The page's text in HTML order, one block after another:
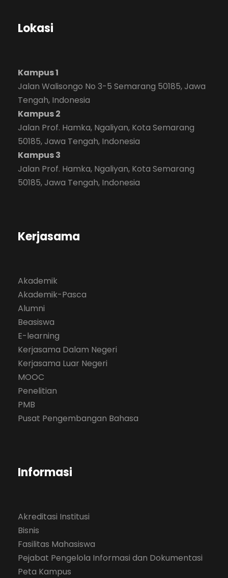
Lokasi
Kampus 1
Jalan Walisongo No 3-5 Semarang 50185, Jawa
Tengah, Indonesia
Kampus 2
Jalan Prof. Hamka, Ngaliyan, Kota Semarang
50185, Jawa Tengah, Indonesia
Kampus 3
Jalan Prof. Hamka, Ngaliyan, Kota Semarang
50185, Jawa Tengah, Indonesia
Kerjasama
Akademik
Akademik-Pasca
Alumni
Beasiswa
E-learning
Kerjasama Dalam Negeri
Kerjasama Luar Negeri
MOOC
Penelitian
PMB
Pusat Pengembangan Bahasa
Informasi
Akreditasi Institusi
Bisnis
Fasilitas Mahasiswa
Pejabat Pengelola Informasi dan Dokumentasi
Peta Kampus